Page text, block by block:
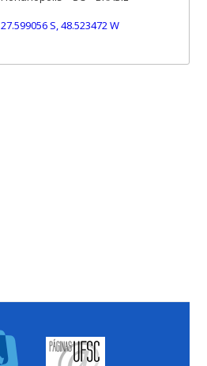
27.599056 S, 48.523472 W